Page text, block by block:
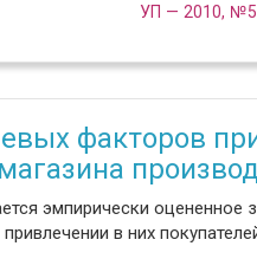
УП — 2010, №5
факторов
эмпирически
в них